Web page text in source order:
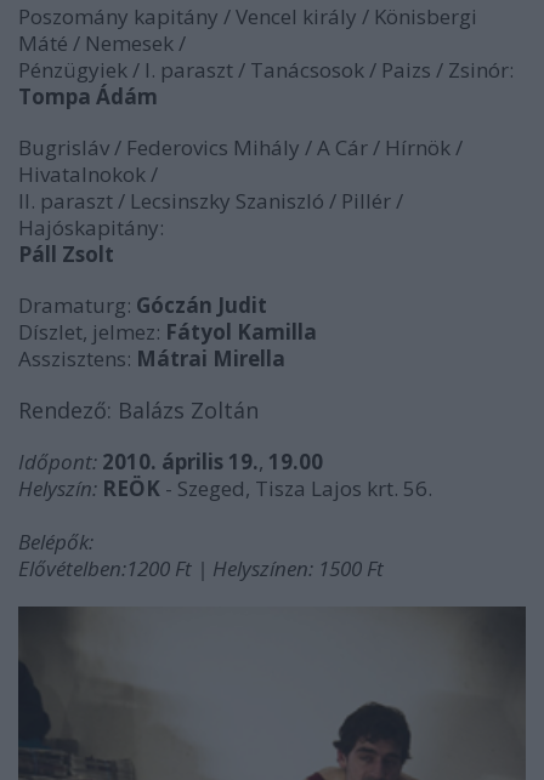
Poszomány kapitány / Vencel király / Könisbergi
Máté / Nemesek /
Pénzügyiek / I. paraszt / Tanácsosok / Paizs / Zsinór:
Tompa Ádám
Bugrisláv / Federovics Mihály / A Cár / Hírnök /
Hivatalnokok /
II. paraszt / Lecsinszky Szaniszló / Pillér /
Hajóskapitány:
Páll Zsolt
Dramaturg: Góczán Judit
Díszlet, jelmez: Fátyol Kamilla
Asszisztens: Mátrai Mirella
Rendező: Balázs Zoltán
Időpont: 2010. április 19., 19.00
Helyszín: REÖK - Szeged, Tisza Lajos krt. 56.
Belépők:
Elővételben:1200 Ft | Helyszínen: 1500 Ft